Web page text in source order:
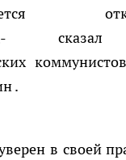
.
в своей